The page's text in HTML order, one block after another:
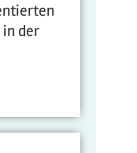
der